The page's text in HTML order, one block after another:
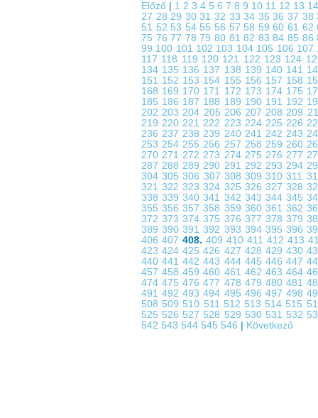
Előző 1 2 3 4 5 6 7 8 9 10 11 12 13
27 2829 303132 3334 353637 38
51 52 53 54 55 56 57 58 596061 62
75 7677 787980 8182 838485 86
99 100 101 102 103 104 105 106 107
117 118 119 120 121 122 123 124
134 135 136 137 138 139 140 141
151 152 153 154 155 156 157 158
168 169 170 171 172 173 174 175
185 186 187 188 189 190 191 192
202203204 205 206 207208209
219220221222 223 224 225 226
236237238239 240 241 242 243
253254255256 257 258 259 260
270271272273 274 275 276 277
287288289290 291 292 293 294
304305306 307 308 309310311
321322323324 325 326 327 328
338339340341 342 343 344 345
355356357358 359 360 361 362
372373374375 376 377 378 379
389390391392 393 394 395 396
406 407 408. 409 410 411 412 413
423424425426 427 428 429 430
440441442443 444 445 446 447
457458459460 461 462 463 464
474475476477 478 479 480 481
491492493494 495 496 497 498
508 509 510 511 512 513 514 515
525 526 527 528 529 530 531 532
542 543 544 545 546 Következő